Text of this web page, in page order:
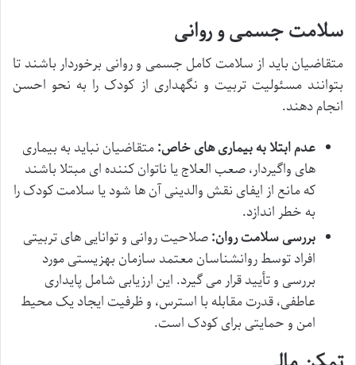
سلامت جسمی و روانی
متقاضیان باید از سلامت کامل جسمی و روانی برخوردار باشند تا
بتوانند مسئولیت تربیت و نگهداری از کودک را به نحو احسن
انجام دهند.
عدم ابتلا به بیماری های خاص:متقاضیان نباید به بیماری
های واگیردار، صعب العلاج یا ناتوان کننده ای مبتلا باشند
که مانع از ایفای نقش والدینی آن ها شود یا سلامت کودک را
به خطر اندازد.
بررسی سلامت روان:صلاحیت روانی و توانایی های تربیتی
افراد توسط روانشناسان معتمد سازمان بهزیستی مورد
بررسی و تأیید قرار می گیرد. این ارزیابی شامل پایداری
عاطفی، قدرت مقابله با استرس، و ظرفیت ایجاد یک محیط
امن و حمایتی برای کودک است.